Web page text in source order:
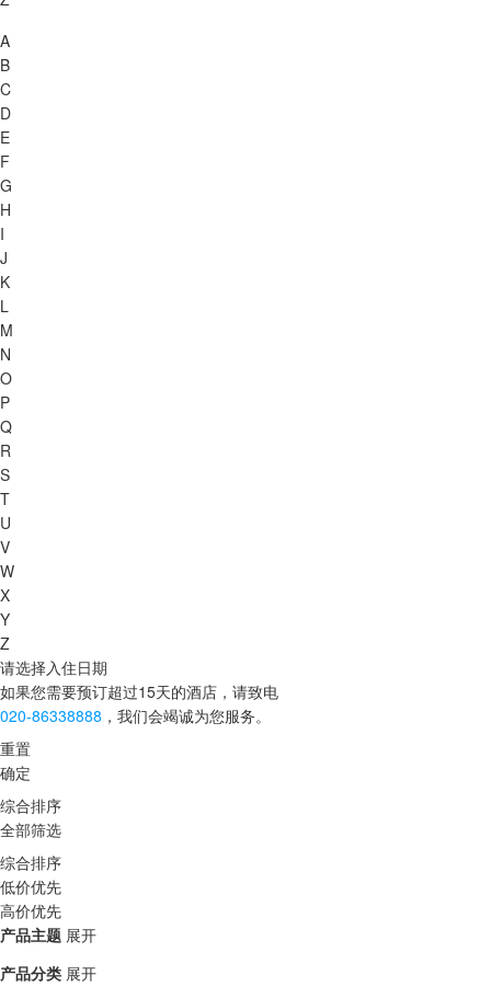
A
B
C
D
E
F
G
H
I
J
K
L
M
N
O
P
Q
R
S
T
U
V
W
X
Y
Z
请选择入住日期
如果您需要预订超过15天的酒店，请致电
020-86338888 ，我们会竭诚为您服务。
重置
确定
综合排序
全部筛选
综合排序
低价优先
高价优先
产品主题 展开
产品分类 展开